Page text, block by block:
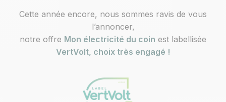
Cette année encore, nous sommes ravis de vous
l’annoncer,
notre offre Mon électricité du coin est labellisée
VertVolt, choix très engagé !